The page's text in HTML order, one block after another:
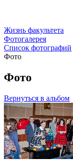
Жизнь факультета
Фотогалерея
Список фотографий
Фото
Фото
Вернуться в альбом